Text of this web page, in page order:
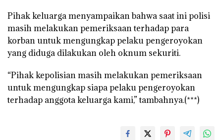
Pihak keluarga menyampaikan bahwa saat ini polisi
masih melakukan pemeriksaan terhadap para
korban untuk mengungkap pelaku pengeroyokan
yang diduga dilakukan oleh oknum sekuriti.
“Pihak kepolisian masih melakukan pemeriksaan
untuk mengungkap siapa pelaku pengeroyokan
terhadap anggota keluarga kami,” tambahnya.(***)